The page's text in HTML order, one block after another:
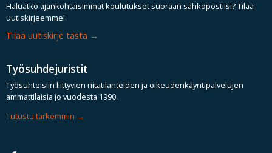
Haluatko ajankohtaisimmat koulutukset suoraan sähköpostiisi? Tilaa
uutiskirjeemme!
Tilaa uutiskirje tästä
Työsuhdejuristit
Työsuhteisiin liittyvien riitatilanteiden ja oikeudenkäyntipalvelujen
ammattilaisia jo vuodesta 1990.
Tutustu tarkemmin